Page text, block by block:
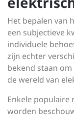
Het bepalen van
een subjectieve
individuele
zijn echter
bekend staan
de wereld van
Enkele populaire
worden